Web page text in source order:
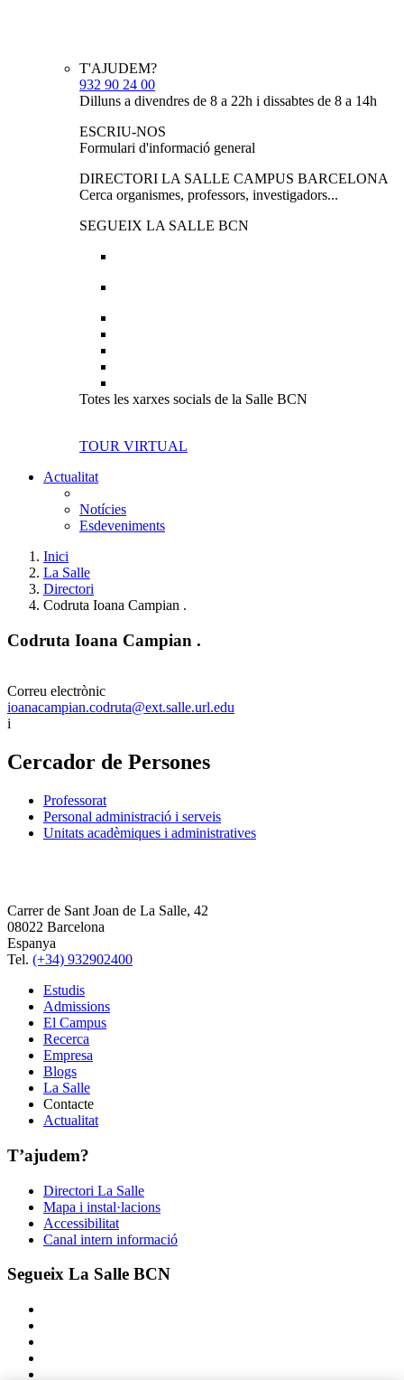
T'AJUDEM?
932 90 24 00
Dilluns a divendres de 8 a 22h i dissabtes de 8 a 14h
ESCRIU-NOS
Formulari d'informació general
DIRECTORI LA SALLE CAMPUS BARCELONA
Cerca organismes, professors, investigadors...
SEGUEIX LA SALLE BCN
Totes les xarxes socials de la Salle BCN
TOUR VIRTUAL
Actualitat
Notícies
Esdeveniments
Inici
La Salle
Directori
Codruta Ioana Campian .
Codruta Ioana Campian .
Correu electrònic
ioanacampian.codruta@ext.salle.url.edu
i
Cercador de Persones
Professorat
Personal administració i serveis
Unitats acadèmiques i administratives
Carrer de Sant Joan de La Salle, 42
08022 Barcelona
Espanya
Tel. (+34) 932902400
Estudis
Admissions
El Campus
Recerca
Empresa
Blogs
La Salle
Contacte
Actualitat
T’ajudem?
Directori La Salle
Mapa i instal·lacions
Accessibilitat
Canal intern informació
Segueix La Salle BCN